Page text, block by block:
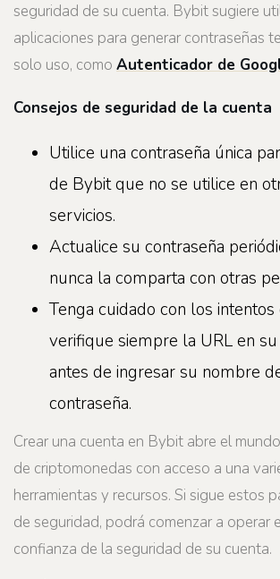
seguridad de su cuenta. Bybit sugiere
aplicaciones para generar contraseñas
solo uso, como Autenticador de
Consejos de seguridad de la cuenta
Utilice una contraseña única
de Bybit que no se utilice en
servicios.
Actualice su contraseña
nunca la comparta con otras
Tenga cuidado con los
verifique siempre la URL en
antes de ingresar su nombre
contraseña.
Crear una cuenta en Bybit abre el
de criptomonedas con acceso a una
herramientas y recursos. Si sigue estos
de seguridad, podrá comenzar a operar
confianza de la seguridad de su cuenta.